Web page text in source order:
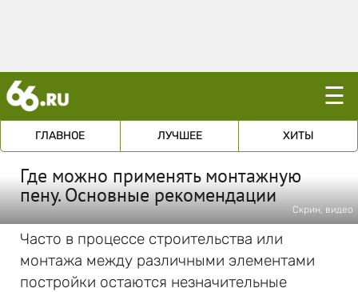
☰
ГЛАВНОЕ ЛУЧШЕЕ ХИТЫ
Где можно применять монтажную
пену. Основные рекомендации
Скрин, видео
Часто в процессе строительства или
монтажа между различными элементами
постройки остаются незначительные